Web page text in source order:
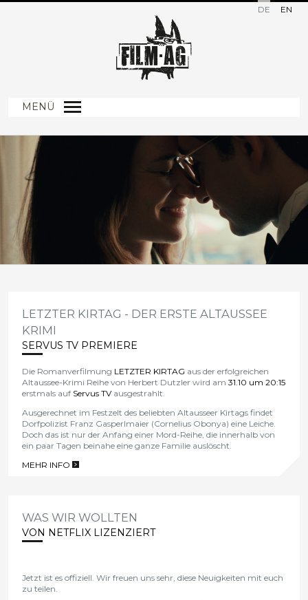
DE EN
MENÜ
LETZTER KIRTAG - DER ERSTE ALTAUSSEE
KRIMI
SERVUS TV PREMIERE
Die Romanverfilmung LETZTER KIRTAG aus der erfolgreichen
Altaussee-Krimi Reihe von Herbert Dutzler wird am31.10 um 20:15
erstmals auf Servus TVausgestrahlt.
Ausgerechnet im Festzelt des beliebten Altausseer Kirtags findet
Dorfpolizist Franz Gasperlmaier (Cornelius Obonya) eine Leiche.
Doch das ist nur der Anfang einer Mord-Reihe, die innerhalb von
ein paar Tagen beinahe eine ganze Familie auslöscht.
MEHR INFO
WAS WIR WOLLTEN
VON NETFLIX LIZENZIERT
Jetzt ist es offiziell. Wir freuen uns sehr, diese Neuigkeiten mit euch
zu teilen.